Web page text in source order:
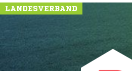
LANDESVERBAND